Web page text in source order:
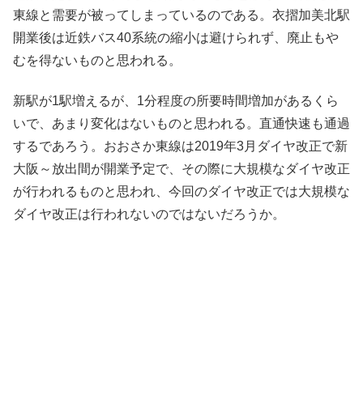
東線と需要が被ってしまっているのである。衣摺加美北駅
開業後は近鉄バス40系統の縮小は避けられず、廃止もや
むを得ないものと思われる。
新駅が1駅増えるが、1分程度の所要時間増加があるくら
いで、あまり変化はないものと思われる。直通快速も通過
するであろう。おおさか東線は2019年3月ダイヤ改正で新
大阪～放出間が開業予定で、その際に大規模なダイヤ改正
が行われるものと思われ、今回のダイヤ改正では大規模な
ダイヤ改正は行われないのではないだろうか。